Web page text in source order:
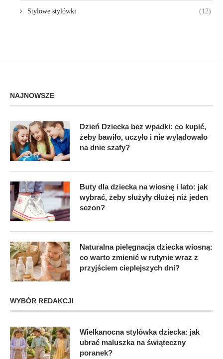
Stylowe stylówki (12)
NAJNOWSZE
Dzień Dziecka bez wpadki: co kupić,
żeby bawiło, uczyło i nie wylądowało
na dnie szafy?
Buty dla dziecka na wiosnę i lato: jak
wybrać, żeby służyły dłużej niż jeden
sezon?
Naturalna pielęgnacja dziecka wiosną:
co warto zmienić w rutynie wraz z
przyjściem cieplejszych dni?
WYBÓR REDAKCJI
Wielkanocna stylówka dziecka: jak
ubrać maluszka na świąteczny
poranek?